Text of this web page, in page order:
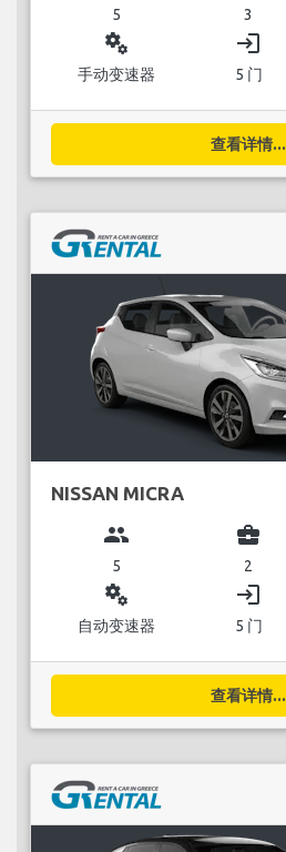
5 3
miscellaneous_services
手动变速器
login
5 门
查看详情...
NISSAN MICRA
group
5
business_center
2
miscellaneous_services
自动变速器
login
5 门
查看详情...